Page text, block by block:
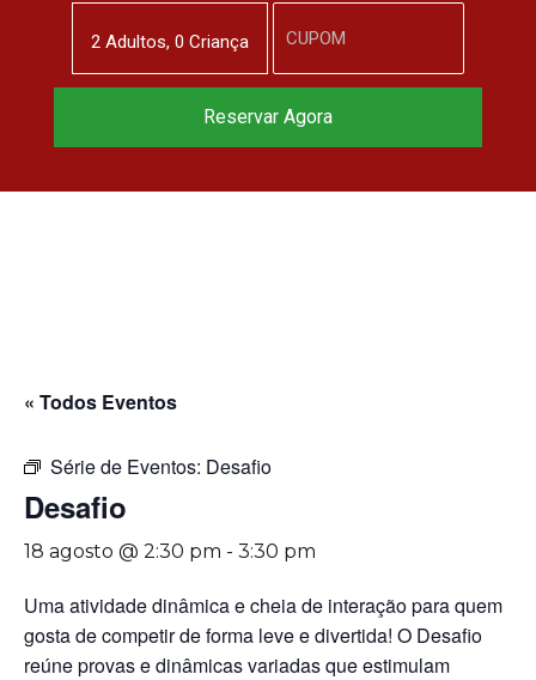
« Todos Eventos
Série de Eventos: Desafio
Desafio
18 agosto @ 2:30 pm - 3:30 pm
Uma atividade dinâmica e cheia de interação para quem
gosta de competir de forma leve e divertida! O Desafio
reúne provas e dinâmicas variadas que estimulam
2 Adultos, 0 Criança
Reserve agora, com
Reservar Agora